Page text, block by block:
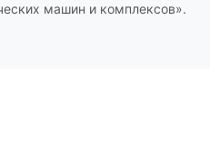
машин и комплексов».